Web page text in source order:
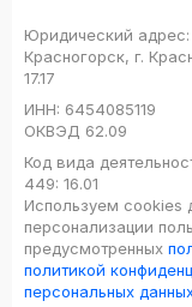
Юридический адрес:
Красногорск, г.
17.17
ИНН: 6454085119
ОКВЭД 62.09
Код вида
449: 16.01
Используем cookies
персонализации
предусмотренных
политикой
персональных